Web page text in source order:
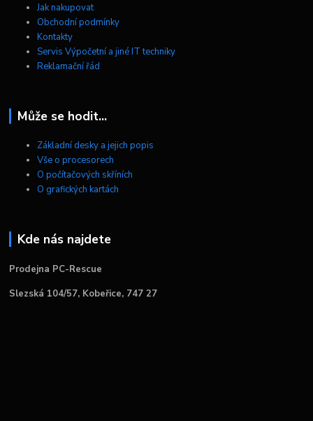
Jak nakupovat
Obchodní podmínky
Kontakty
Servis Výpočetní a jiné IT techniky
Reklamační řád
Může se hodit...
Základní desky a jejich popis
Vše o procesorech
O počítačových skříních
O grafických kartách
Kde nás najdete
Prodejna PC-Rescue
Slezská 104/57, Kobeřice, 747 27